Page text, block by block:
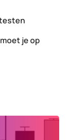
je op